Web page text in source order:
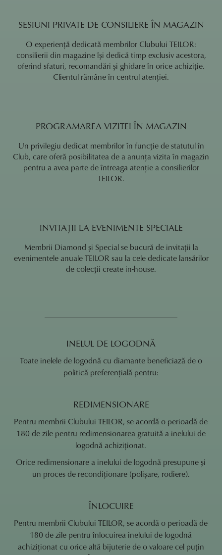
SESIUNI PRIVATE DE CONSILIERE ÎN MAGAZIN
O experiență dedicată membrilor Clubului TEILOR:
consilierii din magazine își dedică timp exclusiv acestora,
oferind sfaturi, recomandări și ghidare în orice achiziție.
Clientul rămâne în centrul atenției.
PROGRAMAREA VIZITEI ÎN MAGAZIN
Un privilegiu dedicat membrilor în funcție de statutul în
Club, care oferă posibilitatea de a anunța vizita în magazin
pentru a avea parte de întreaga atenție a consilierilor
TEILOR.
INVITAȚII LA EVENIMENTE SPECIALE
Membrii Diamond și Special se bucură de invitații la
evenimentele anuale TEILOR sau la cele dedicate lansărilor
de colecții create in-house.
INELUL DE LOGODNĂ
Toate inelele de logodnă cu diamante beneficiază de o
politică preferențială pentru:
REDIMENSIONARE
Pentru membrii Clubului TEILOR, se acordă o perioadă de
180 de zile pentru redimensionarea gratuită a inelului de
logodnă achiziționat.
Orice redimensionare a inelului de logodnă presupune și
un proces de recondiționare (polișare, rodiere).
ÎNLOCUIRE
Pentru membrii Clubului TEILOR, se acordă o perioadă de
180 de zile pentru înlocuirea inelului de logodnă
achiziționat cu orice altă bijuterie de o valoare cel puțin